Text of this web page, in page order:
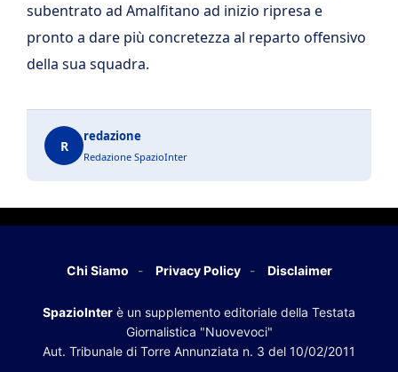
subentrato ad Amalfitano ad inizio ripresa e
pronto a dare più concretezza al reparto offensivo
della sua squadra.
R
redazione
Redazione SpazioInter
Chi Siamo Privacy Policy Disclaimer
SpazioInter è un supplemento editoriale della Testata
Giornalistica "Nuovevoci"
Aut. Tribunale di Torre Annunziata n. 3 del 10/02/2011